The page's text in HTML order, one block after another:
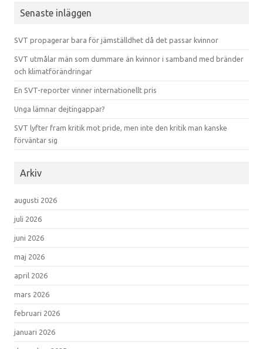
Senaste inläggen
SVT propagerar bara för jämställdhet då det passar kvinnor
SVT utmålar män som dummare än kvinnor i samband med bränder
och klimatförändringar
En SVT-reporter vinner internationellt pris
Unga lämnar dejtingappar?
SVT lyfter fram kritik mot pride, men inte den kritik man kanske
förväntar sig
Arkiv
augusti 2026
juli 2026
juni 2026
maj 2026
april 2026
mars 2026
februari 2026
januari 2026